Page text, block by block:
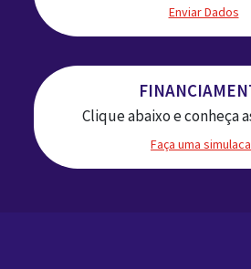
Enviar Dados
Clique abaixo e conheça
Faça uma